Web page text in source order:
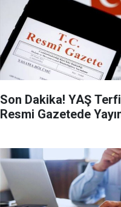
Son Dakika! YAŞ
Resmi Gazetede